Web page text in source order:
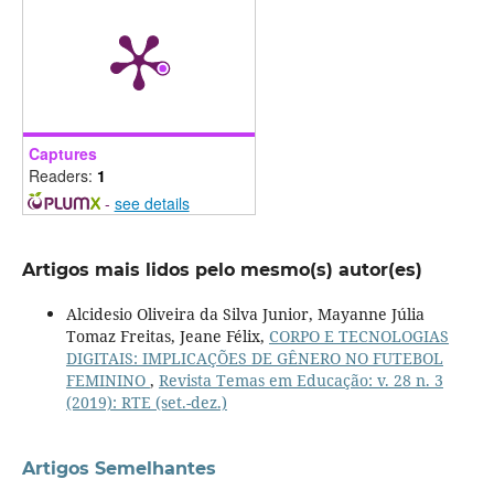
Captures
Readers: 1
- see details
Artigos mais lidos pelo mesmo(s) autor(es)
Alcidesio Oliveira da Silva Junior, Mayanne Júlia
Tomaz Freitas, Jeane Félix, CORPO E TECNOLOGIAS
DIGITAIS: IMPLICAÇÕES DE GÊNERO NO FUTEBOL
FEMININO , Revista Temas em Educação: v. 28 n. 3
(2019): RTE (set.-dez.)
Artigos Semelhantes